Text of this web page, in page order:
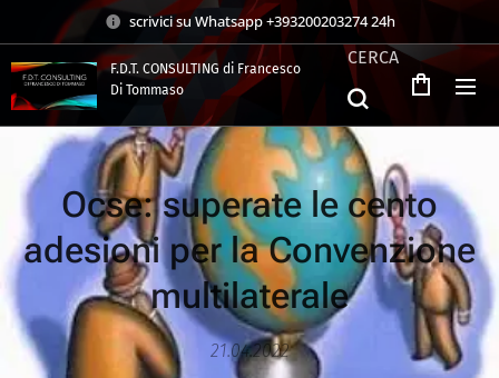
scrivici su Whatsapp +393200203274 24h
F.D.T. CONSULTING di Francesco
Di Tommaso
CERCA
Ocse: superate le cento
adesioni per la Convenzione
multilaterale
21.04.2022